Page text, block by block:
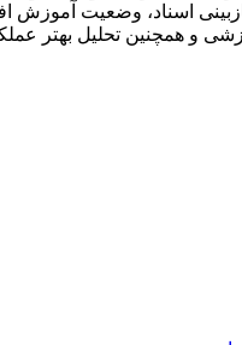
اسناد، وضعیت آموزش
و همچنین تحلیل بهتر